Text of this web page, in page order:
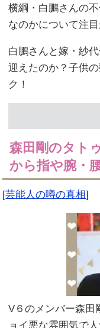
横綱・白鵬さんの
なのかについて注
白鵬さんと嫁・紗
迎えたのか？子供
ク！
森田剛のタト
から指や腕・
[芸能人の噂の真相]
V６のメンバー森田
ョイ悪な雰囲気で